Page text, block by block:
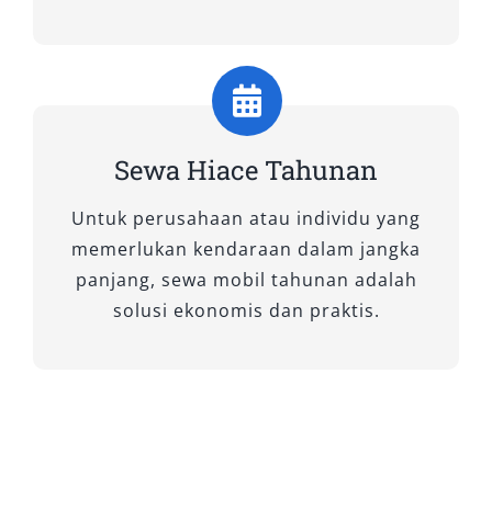
Selain itu, fasilitas hiburan lebih lengkap,
termasuk layar LCD, audio berkualitas tinggi,
hingga pencahayaan kabin yang menenangkan.
Tipe ini sangat ideal untuk perjalanan bisnis
tingkat eksekutif, tamu VIP, maupun wisata
keluarga yang mengutamakan kenyamanan.
Dengan sewa mobil Hiace tipe Luxury,
perjalanan jauh terasa seperti duduk di ruang
Sewa Hiace Tahunan
Untuk perusahaan atau individu yang
memerlukan kendaraan dalam jangka
panjang, sewa mobil tahunan adalah
solusi ekonomis dan praktis.